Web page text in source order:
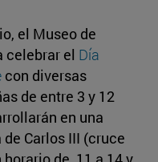
el Museo de
celebrar el Día
con diversas
de entre 3 y 12
en una
Carlos III (cruce